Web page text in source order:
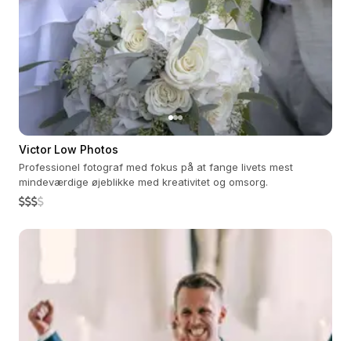
Victor Low Photos
Professionel fotograf med fokus på at fange livets mest
mindeværdige øjeblikke med kreativitet og omsorg.